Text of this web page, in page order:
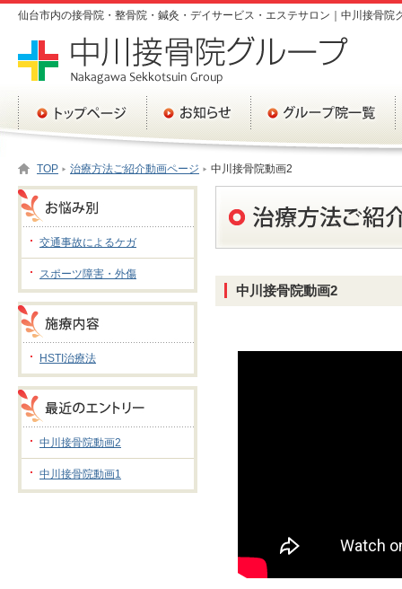
仙台市内の接骨院・整骨院・鍼灸・デイサービス・エステサロン｜中川接骨院
TOP 治療方法ご紹介動画ページ 中川接骨院動画2
中川接骨院動画2
交通事故によるケガ
スポーツ障害・外傷
HSTI治療法
中川接骨院動画2
中川接骨院動画1